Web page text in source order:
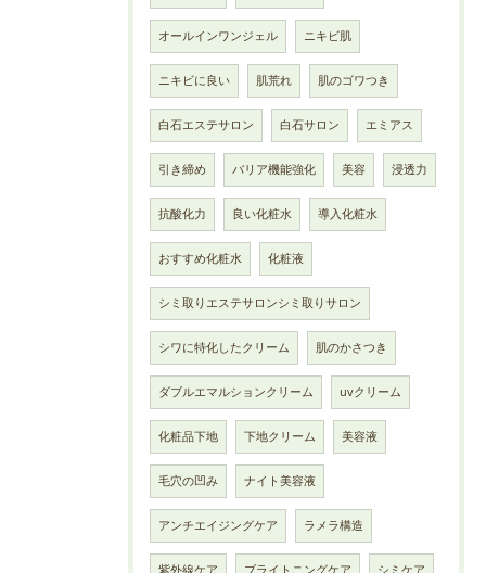
オールインワンジェル ニキビ肌
ニキビに良い 肌荒れ 肌のゴワつき
白石エステサロン 白石サロン エミアス
引き締め バリア機能強化 美容 浸透力
抗酸化力 良い化粧水 導入化粧水
おすすめ化粧水 化粧液
シミ取りエステサロンシミ取りサロン
シワに特化したクリーム 肌のかさつき
ダブルエマルションクリーム uvクリーム
化粧品下地 下地クリーム 美容液
毛穴の凹み ナイト美容液
アンチエイジングケア ラメラ構造
紫外線ケア ブライトニングケア シミケア